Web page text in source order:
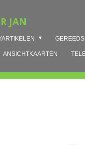
JAN
ANSICHTKAARTEN